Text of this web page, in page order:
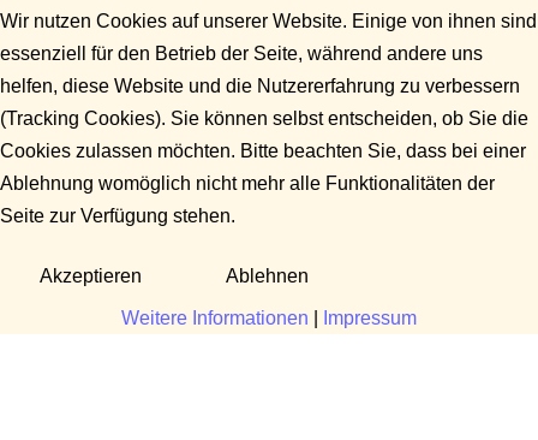
Wir nutzen Cookies auf unserer Website. Einige von ihnen sind
essenziell für den Betrieb der Seite, während andere uns
helfen, diese Website und die Nutzererfahrung zu verbessern
(Tracking Cookies). Sie können selbst entscheiden, ob Sie die
Cookies zulassen möchten. Bitte beachten Sie, dass bei einer
Ablehnung womöglich nicht mehr alle Funktionalitäten der
Seite zur Verfügung stehen.
Akzeptieren Ablehnen
Weitere Informationen Impressum